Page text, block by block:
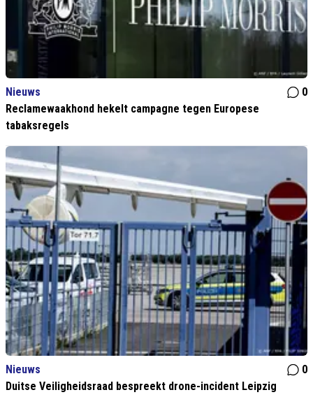
Nieuws
0
Reclamewaakhond hekelt campagne tegen Europese
tabaksregels
Nieuws
0
Duitse Veiligheidsraad bespreekt drone-incident Leipzig